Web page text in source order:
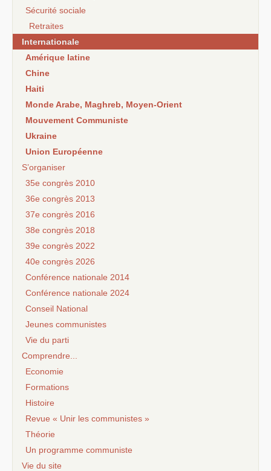
Sécurité sociale
Retraites
Internationale
Amérique latine
Chine
Haiti
Monde Arabe, Maghreb, Moyen-Orient
Mouvement Communiste
Ukraine
Union Européenne
S’organiser
35e congrès 2010
36e congrès 2013
37e congrès 2016
38e congrès 2018
39e congrès 2022
40e congrès 2026
Conférence nationale 2014
Conférence nationale 2024
Conseil National
Jeunes communistes
Vie du parti
Comprendre...
Economie
Formations
Histoire
Revue « Unir les communistes »
Théorie
Un programme communiste
Vie du site